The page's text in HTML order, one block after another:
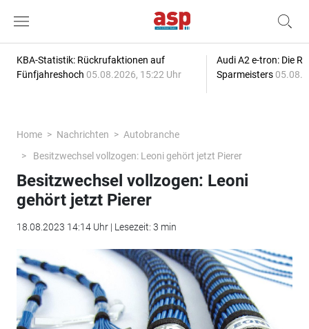
KBA-Statistik: Rückrufaktionen auf
Fünfjahreshoch 05.08.2026, 15:22 Uhr
Audi A2 e-tron: Die
Sparmeisters
Home Nachrichten
Autobranche
Besitzwechsel vollzogen: Leoni gehört jetzt Pierer
Besitzwechsel vollzogen: Leoni
gehört jetzt Pierer
18.08.2023 14:14 Uhr | Lesezeit: 3 min